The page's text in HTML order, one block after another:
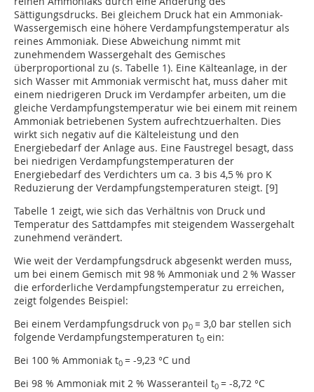
Sättigungsdrucks. Bei gleichem Druck hat ein Ammoniak-
Wassergemisch eine höhere Verdampfungstemperatur als
reines Ammoniak. Diese Abweichung nimmt mit
zunehmendem Wassergehalt des Gemisches
überproportional zu (s. Tabelle 1). Eine Kälteanlage, in der
sich Wasser mit Ammoniak vermischt hat, muss daher mit
einem niedrigeren Druck im Verdampfer arbeiten, um die
gleiche Verdampfungstemperatur wie bei einem mit reinem
Ammoniak betriebenen System aufrechtzuerhalten. Dies
wirkt sich negativ auf die Kälteleistung und den
Energiebedarf der Anlage aus. Eine Faustregel besagt, dass
bei niedrigen Verdampfungstemperaturen der
Energiebedarf des Verdichters um ca. 3 bis 4,5 % pro K
Reduzierung der Verdampfungstemperaturen steigt. [9]
Tabelle 1 zeigt, wie sich das Verhältnis von Druck und
Temperatur des Sattdampfes mit steigendem Wassergehalt
zunehmend verändert.
Wie weit der Verdampfungsdruck abgesenkt werden muss,
um bei einem Gemisch mit 98 % Ammoniak und 2 % Wasser
die erforderliche Verdampfungstemperatur zu erreichen,
zeigt folgendes Beispiel:
Bei einem Verdampfungsdruck von p0 = 3,0 bar stellen sich
folgende Verdampfungstemperaturen t0 ein:
Bei 100 % Ammoniak t0 = -9,23 °C und
Bei 98 % Ammoniak mit 2 % Wasseranteil t0 = -8,72 °C